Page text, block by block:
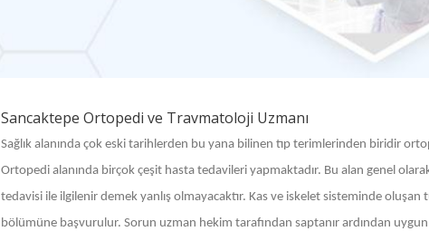
Sancaktepe Ortopedi ve Travmatoloji Uzmanı
Sağlık alanında çok eski tarihlerden bu yana bilinen tıp terimlerinden biridir
Ortopedi alanında birçok çeşit hasta tedavileri yapmaktadır. Bu alan genel
tedavisi ile ilgilenir demek yanlış olmayacaktır. Kas ve iskelet sisteminde
bölümüne başvurulur. Sorun uzman hekim tarafından saptanır ardından